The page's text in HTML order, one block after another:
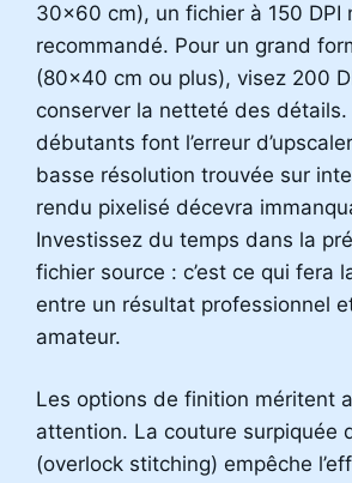
30×60 cm), un fichier à 150 DPI
recommandé. Pour un grand
(80×40 cm ou plus), visez 200
conserver la netteté des détails.
débutants font l’erreur
basse résolution trouvée sur
rendu pixelisé décevra
Investissez du temps dans la
fichier source : c’est ce qui fera
entre un résultat professionnel
amateur.
Les options de finition méritent
attention. La couture surpiquée
(overlock stitching) empêche